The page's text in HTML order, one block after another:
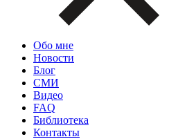
Обо мне
Новости
Блог
СМИ
Видео
FAQ
Библиотека
Контакты